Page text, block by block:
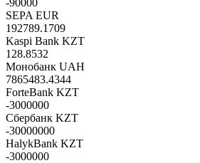
SEPA EUR
192789.1709
Kaspi Bank KZT
128.8532
Монобанк UAH
7865483.4344
ForteBank KZT
-3000000
Сбербанк KZT
-30000000
HalykBank KZT
-3000000